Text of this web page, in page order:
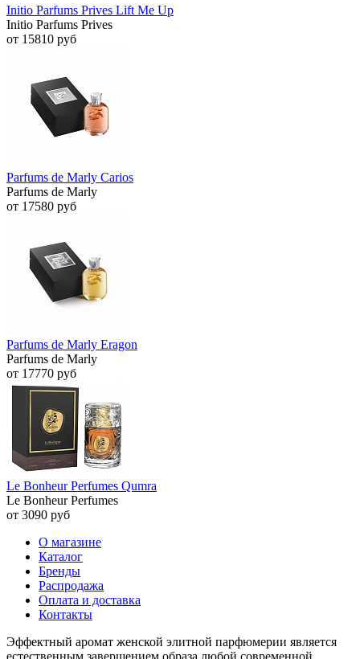
Initio Parfums Prives Lift Me Up
Initio Parfums Prives
от 15810 руб
Parfums de Marly Carios
Parfums de Marly
от 17580 руб
Parfums de Marly Eragon
Parfums de Marly
от 17770 руб
Le Bonheur Perfumes Qumra
Le Bonheur Perfumes
от 3090 руб
О магазине
Каталог
Бренды
Распродажа
Оплата и доставка
Контакты
Эффектный аромат женской элитной парфюмерии является